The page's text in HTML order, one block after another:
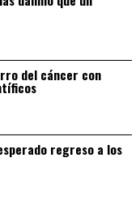
del cáncer con
regreso a los